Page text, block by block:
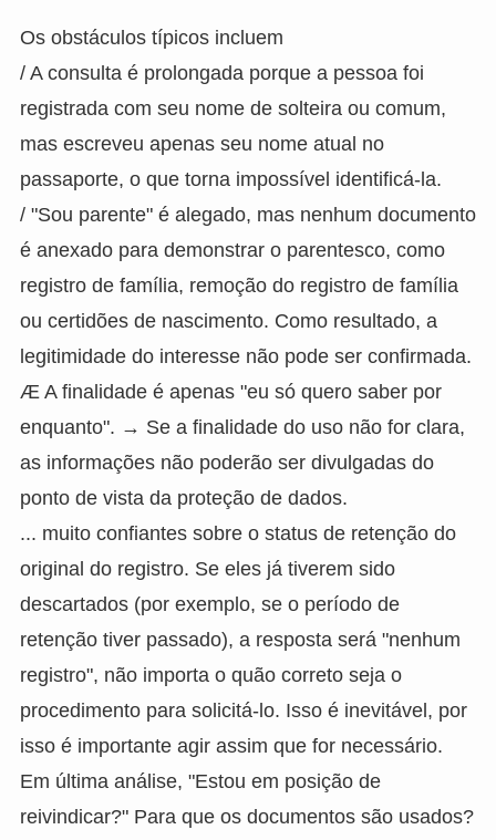
Os obstáculos típicos incluem
/ A consulta é prolongada porque a pessoa foi
registrada com seu nome de solteira ou comum,
mas escreveu apenas seu nome atual no
passaporte, o que torna impossível identificá-la.
/ "Sou parente" é alegado, mas nenhum documento
é anexado para demonstrar o parentesco, como
registro de família, remoção do registro de família
ou certidões de nascimento. Como resultado, a
legitimidade do interesse não pode ser confirmada.
Æ A finalidade é apenas "eu só quero saber por
enquanto". → Se a finalidade do uso não for clara,
as informações não poderão ser divulgadas do
ponto de vista da proteção de dados.
... muito confiantes sobre o status de retenção do
original do registro. Se eles já tiverem sido
descartados (por exemplo, se o período de
retenção tiver passado), a resposta será "nenhum
registro", não importa o quão correto seja o
procedimento para solicitá-lo. Isso é inevitável, por
isso é importante agir assim que for necessário.
Em última análise, "Estou em posição de
reivindicar?" Para que os documentos são usados?